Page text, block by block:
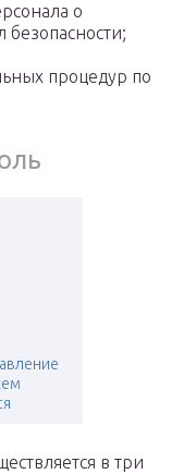
о
процедур по
в три